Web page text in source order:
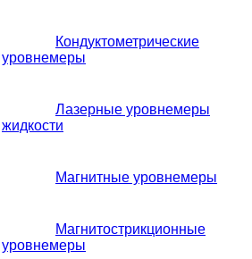
Кондуктометрические
уровнемеры
Лазерные уровнемеры
жидкости
Магнитные уровнемеры
Магнитострикционные
уровнемеры